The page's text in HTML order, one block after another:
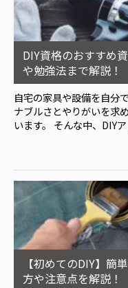
DIY資格のおすすめ
や勉強法まで解説！
自宅の家具や設備を自分
ナブルさとやりがいを求
います。 そんな中、DIY
【初めてのDIY】簡
方や注意点を解説！